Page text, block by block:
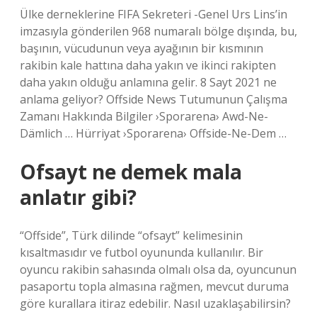
Ülke derneklerine FIFA Sekreteri -Genel Urs Lins’in
imzasıyla gönderilen 968 numaralı bölge dışında, bu,
başının, vücudunun veya ayağının bir kısmının
rakibin kale hattına daha yakın ve ikinci rakipten
daha yakın olduğu anlamına gelir. 8 Sayt 2021 ne
anlama geliyor? Offside News Tutumunun Çalışma
Zamanı Hakkında Bilgiler ›Sporarena› Awd-Ne-
Dämlich … Hürriyat ›Sporarena› Offside-Ne-Dem …
Ofsayt ne demek mala
anlatır gibi?
“Offside”, Türk dilinde “ofsayt” kelimesinin
kısaltmasıdır ve futbol oyununda kullanılır. Bir
oyuncu rakibin sahasında olmalı olsa da, oyuncunun
pasaportu topla almasına rağmen, mevcut duruma
göre kurallara itiraz edebilir. Nasıl uzaklaşabilirsin?